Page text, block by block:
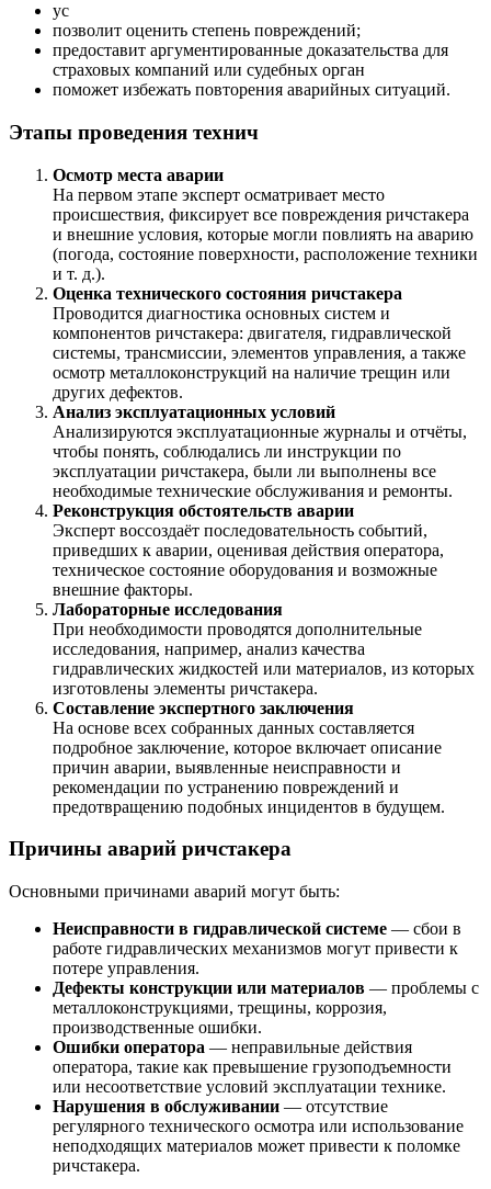
ус
позволит оценить степень повреждений;
предоставит аргументированные доказательства для
страховых компаний или судебных орган
поможет избежать повторения аварийных ситуаций.
Этапы проведения технич
Осмотр места аварии
На первом этапе эксперт осматривает место
происшествия, фиксирует все повреждения ричстакера
и внешние условия, которые могли повлиять на аварию
(погода, состояние поверхности, расположение техники
и т. д.).
Оценка технического состояния ричстакера
Проводится диагностика основных систем и
компонентов ричстакера: двигателя, гидравлической
системы, трансмиссии, элементов управления, а также
осмотр металлоконструкций на наличие трещин или
других дефектов.
Анализ эксплуатационных условий
Анализируются эксплуатационные журналы и отчёты,
чтобы понять, соблюдались ли инструкции по
эксплуатации ричстакера, были ли выполнены все
необходимые технические обслуживания и ремонты.
Реконструкция обстоятельств аварии
Эксперт воссоздаёт последовательность событий,
приведших к аварии, оценивая действия оператора,
техническое состояние оборудования и возможные
внешние факторы.
Лабораторные исследования
При необходимости проводятся дополнительные
исследования, например, анализ качества
гидравлических жидкостей или материалов, из которых
изготовлены элементы ричстакера.
Составление экспертного заключения
На основе всех собранных данных составляется
подробное заключение, которое включает описание
причин аварии, выявленные неисправности и
рекомендации по устранению повреждений и
предотвращению подобных инцидентов в будущем.
Причины аварий ричстакера
Основными причинами аварий могут быть:
Неисправности в гидравлической системе — сбои в
работе гидравлических механизмов могут привести к
потере управления.
Дефекты конструкции или материалов — проблемы с
металлоконструкциями, трещины, коррозия,
производственные ошибки.
Ошибки оператора — неправильные действия
оператора, такие как превышение грузоподъемности
или несоответствие условий эксплуатации технике.
Нарушения в обслуживании — отсутствие
регулярного технического осмотра или использование
неподходящих материалов может привести к поломке
ричстакера.